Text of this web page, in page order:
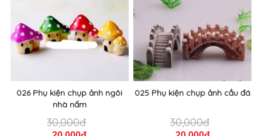
026 Phụ kiện chụp ảnh ngôi
nhà nấm
30,000đ
025 Phụ kiện chụp ảnh cầu đá
30,000đ